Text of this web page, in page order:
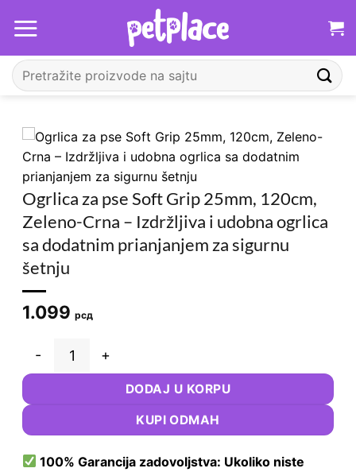
Претрага
за:
Ogrlica za pse Soft Grip 25mm, 120cm,
Zeleno-Crna – Izdržljiva i udobna ogrlica
sa dodatnim prianjanjem za sigurnu
šetnju
1.099 рсд
Ogrlica za pse Soft Grip 25mm, 120cm, Zeleno-Crna –
DODAJ U KORPU
KUPI ODMAH
100% Garancija zadovoljstva: Ukoliko niste